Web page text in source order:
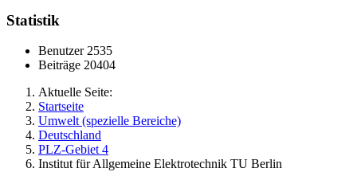
Statistik
Benutzer2535
Beiträge 20404
Aktuelle Seite:
Startseite
Umwelt (spezielle Bereiche)
Deutschland
PLZ-Gebiet 4
Institut für Allgemeine Elektrotechnik TU Berlin